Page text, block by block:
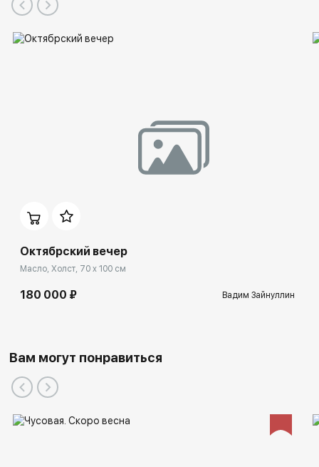
Октябрский вечер
Масло, Холст, 70 x 100 см
180 000 ₽ Вадим Зайнуллин
Вам могут понравиться